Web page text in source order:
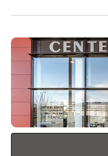
Pulse
ENTER
para
obtener
más
información